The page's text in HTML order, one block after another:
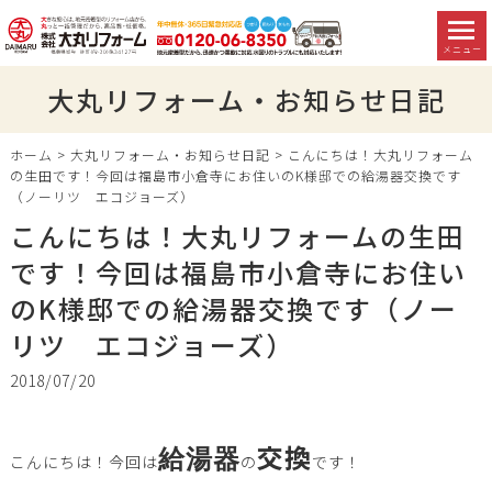
メニュー
大丸リフォーム・お知らせ日記
ホーム > 大丸リフォーム・お知らせ日記 > こんにちは！大丸リフォーム
の生田です！今回は福島市小倉寺にお住いのK様邸での給湯器交換です
（ノーリツ エコジョーズ）
こんにちは！大丸リフォームの生田
です！今回は福島市小倉寺にお住い
のK様邸での給湯器交換です（ノー
リツ エコジョーズ）
2018/07/20
こんにちは！今回は給湯器の交換です！